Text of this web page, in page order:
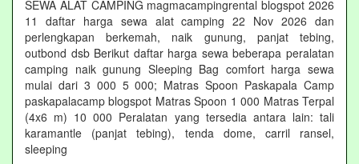
SEWA ALAT CAMPING magmacampingrental blogspot 2026
11 daftar harga sewa alat camping 22 Nov 2026 dan
perlengkapan berkemah, naik gunung, panjat tebing,
outbond dsb Berikut daftar harga sewa beberapa peralatan
camping naik gunung Sleeping Bag comfort harga sewa
mulai dari 3 000 5 000; Matras Spoon Paskapala Camp
paskapalacamp blogspot Matras Spoon 1 000 Matras Terpal
(4x6 m) 10 000 Peralatan yang tersedia antara lain: tali
karamantle (panjat tebing), tenda dome, carril ransel,
sleeping